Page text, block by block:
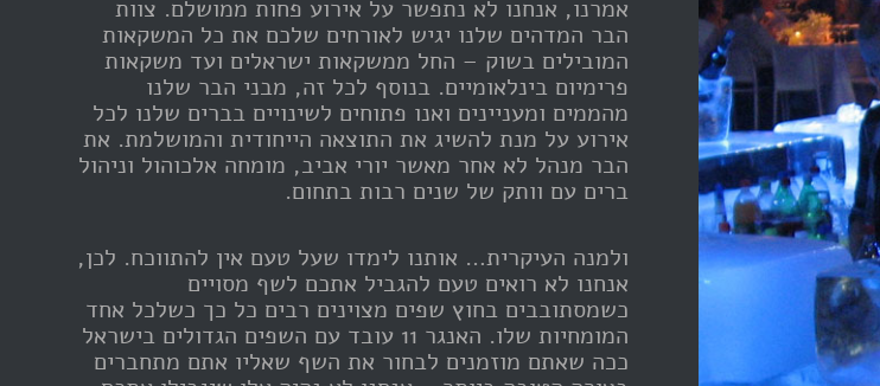
אמרנו, אנחנו לא נתפשר על אירוע פחות ממושלם. צוות
הבר המדהים שלנו יגיש לאורחים שלכם את כל המשקאות
המובילים בשוק – החל ממשקאות ישראלים ועד משקאות
פרימיום בינלאומיים. בנוסף לכל זה, מבני הבר שלנו
מהממים ומעניינים ואנו פתוחים לשינויים בברים שלנו לכל
אירוע על מנת להשיג את התוצאה הייחודית והמושלמת. את
הבר מנהל לא אחר מאשר יורי אביב, מומחה אלכוהול וניהול
ברים עם וותק של שנים רבות בתחום.
ולמנה העיקרית… אותנו לימדו שעל טעם אין להתווכח. לכן,
אנחנו לא רואים טעם להגביל אתכם לשף מסויים
כשמסתובבים בחוץ שפים מצוינים רבים כל כך כשלכל אחד
המומחיות שלו. האנגר 11 עובד עם השפים הגדולים בישראל
ככה שאתם מוזמנים לבחור את השף שאליו אתם מתחברים